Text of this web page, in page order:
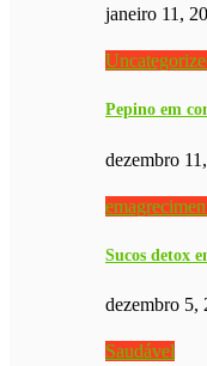
janeiro 11,
Pepino em
dezembro
Sucos detox
dezembro 5,
Saudável